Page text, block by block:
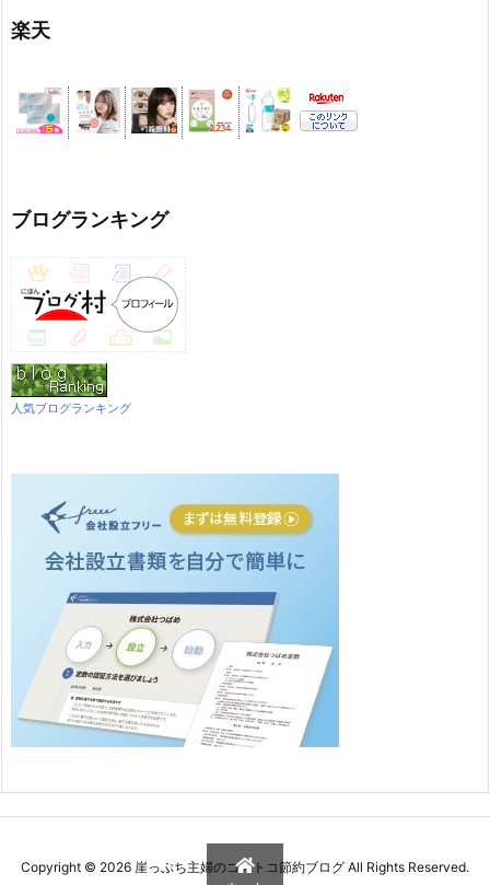
楽天
ブログランキング
人気ブログランキング
Copyright © 2026 崖っぷち主婦のコストコ節約ブログ All Rights Reserved.